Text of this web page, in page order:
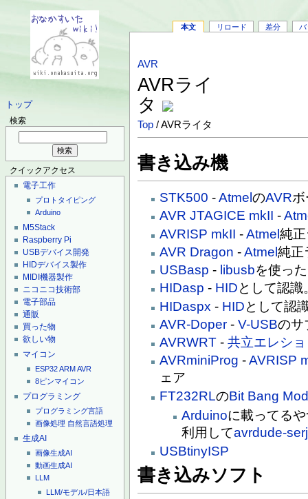
トップ
検索
クイックアクセス
電子工作
プロトタイピング
Arduino
M5Stack
Raspberry Pi
USBデバイス開発
HIDデバイス製作
MIDI機器製作
ニコニコ技術部
電子部品
通販
買った物
欲しい物
マイコン
ESP32ARMAVR
8ピンマイコン
プログラミング
プログラミング言語
画像処理 自然言語処理
生成AI
画像生成AI
動画生成AI
LLM
LLM/モデル/日本語
本文 リロード 差分 バ
AVR
AVRライ
タ
Top / AVRライタ
書き込み機
STK500 -AtmelのAVR
AVR JTAGICE mkII -
AVRISP mkII -Atmel純
AVR Dragon -Atmel純正
USBasp - libusbを使っ
HIDasp - HIDとして認識
HIDaspx - HIDとして認
AVR-Doper -V-USBのサ
AVRWRT -共立エレシ
AVRminiProg -AVRISP
ェア
FT232RLのBit Bang
Arduinoに載ってる
利用してavrdude-
USBtinyISP
書き込みソフト